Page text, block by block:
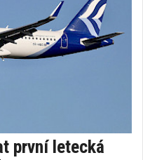
první letecká